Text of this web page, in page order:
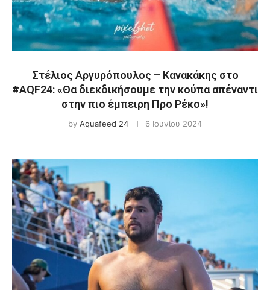
Στέλιος Αργυρόπουλος – Κανακάκης στο
#AQF24: «Θα διεκδικήσουμε την κούπα απέναντι
στην πιο έμπειρη Προ Ρέκο»!
by Aquafeed 24 6 Ιουνίου 2024